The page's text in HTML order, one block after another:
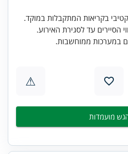
במערכות ממוחשבות.
⚠
מועמדות